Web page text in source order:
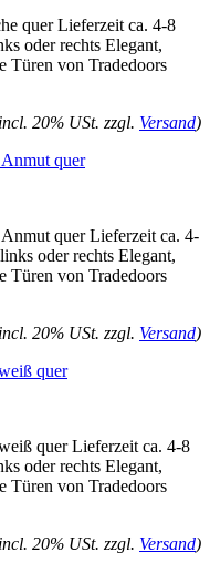
quer Lieferzeit ca. 4-8
oder rechts Elegant,
Türen von Tradedoors
20% USt. zzgl. Versand)
quer
quer Lieferzeit ca. 4-
oder rechts Elegant,
Türen von Tradedoors
20% USt. zzgl. Versand)
quer
quer Lieferzeit ca. 4-8
oder rechts Elegant,
Türen von Tradedoors
20% USt. zzgl. Versand)